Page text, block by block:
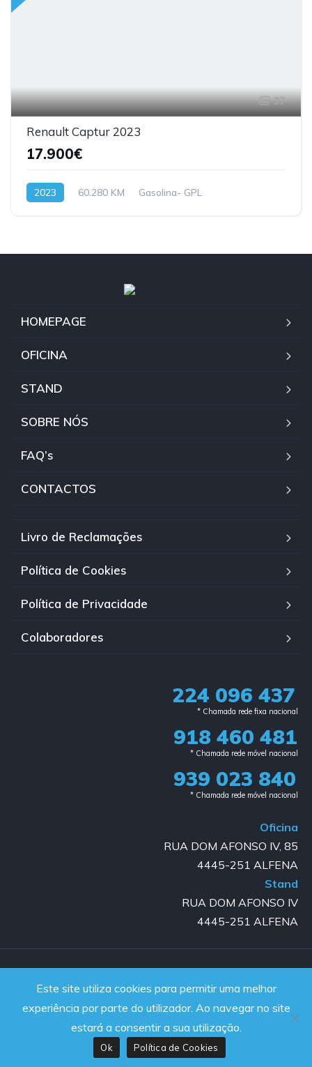
37
Renault Captur 2023
17.900€
2023 60.280 KM Gasolina- GPL
HOMEPAGE
OFICINA
STAND
SOBRE NÓS
FAQ’s
CONTACTOS
Livro de Reclamações
Política de Cookies
Política de Privacidade
Colaboradores
224 096 437
* Chamada rede fixa nacional​
918 460 481
* Chamada rede móvel nacional
939 023 840​
* Chamada rede móvel nacional
Oficina
RUA DOM AFONSO IV, 85
4445-251 ALFENA
Stand
RUA DOM AFONSO IV
4445-251 ALFENA
Powered by JanelaWeb
Este site utiliza cookies para permitir uma melhor
experiência por parte do utilizador. Ao navegar no site
estará a consentir a sua utilização.
Ok Política de Cookies